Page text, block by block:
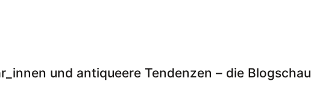
und antiqueere Tendenzen – die Blogschau